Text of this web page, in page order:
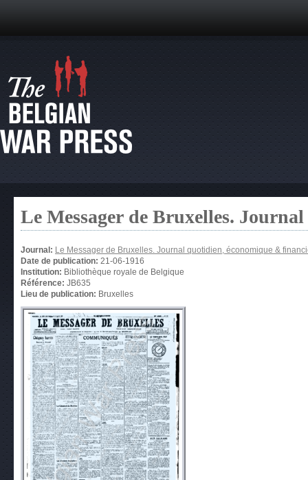
Le Messager de Bruxelles.
Journal: Le Messager de Bruxelles. Journal quotidien, économique &
Date de publication: 21-06-1916
Institution: Bibliothèque royale de Belgique
Référence: JB635
Lieu de publication: Bruxelles